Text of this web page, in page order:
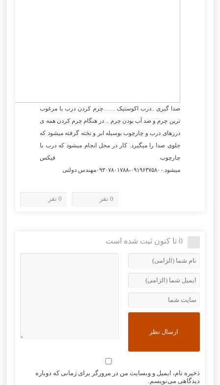
صدا گیری ..درب اکوستیک ……چرم کردن درب با مرغوب
ترین چرم و ضد آب بودن چرم .. در هنگام چرم کردن همه ی
درزهای درب و چارچوب بوسیله ابر و تخته گرفته میشود که
جلوی صدا را میگیرد. کار در محل انجام میشود که درب با
چارچوب فیکس
میشود.۰۹۱۹۶۳۷۵۸۰۰-۰۹۳۰۷۸۰۱۷۸۸مهندس دولتی
0 نفر 0 نفر
0 تا کنون ثبت شده است
ذخیره نام، ایمیل و وبسایت من در مرورگر برای زمانی که دوباره
دیدگاهی می‌نویسم.